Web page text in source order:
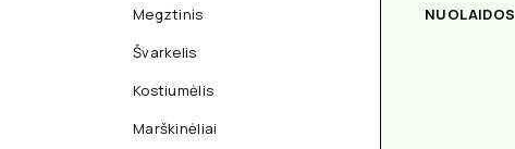
Megztinis
Švarkelis
Kostiumėlis
Marškinėliai
NUOLAIDOS